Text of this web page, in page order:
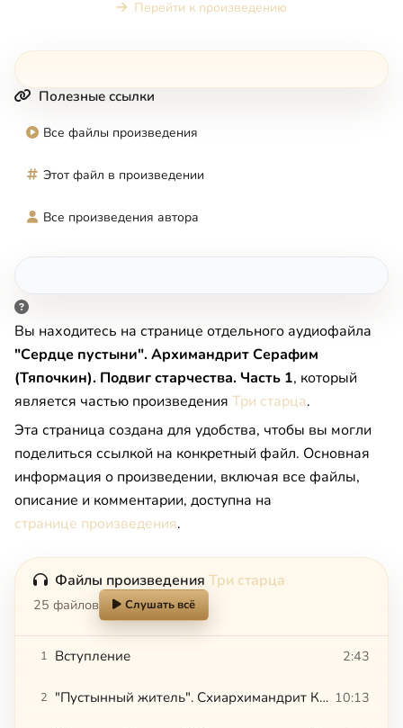
Перейти к произведению
Полезные ссылки
Все файлы произведения
Этот файл в произведении
Все произведения автора
Вы находитесь на странице отдельного аудиофайла
"Сердце пустыни". Архимандрит Серафим
(Тяпочкин). Подвиг старчества. Часть 1, который
является частью произведения Три старца.
Эта страница создана для удобства, чтобы вы могли
поделиться ссылкой на конкретный файл. Основная
информация о произведении, включая все файлы,
описание и комментарии, доступна на
странице произведения.
Файлы произведения Три старца
25 файлов Слушать всё
1 Вступление 2:43
2 "Пустынный житель". Схиархимандрит Косма (Смирнов). «Душа благословенна всякая простая» 10:13